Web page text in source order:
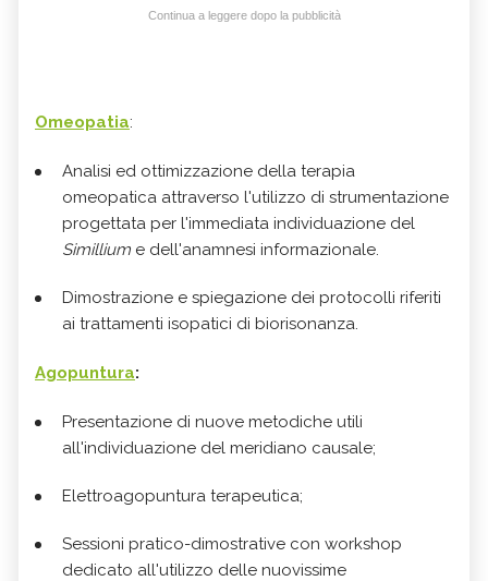
Continua a leggere dopo la pubblicità
Omeopatia:
Analisi ed ottimizzazione della terapia
omeopatica attraverso l'utilizzo di strumentazione
progettata per l'immediata individuazione del
Simillium e dell'anamnesi informazionale.
Dimostrazione e spiegazione dei protocolli riferiti
ai trattamenti isopatici di biorisonanza.
Agopuntura:
Presentazione di nuove metodiche utili
all'individuazione del meridiano causale;
Elettroagopuntura terapeutica;
Sessioni pratico-dimostrative con workshop
dedicato all'utilizzo delle nuovissime